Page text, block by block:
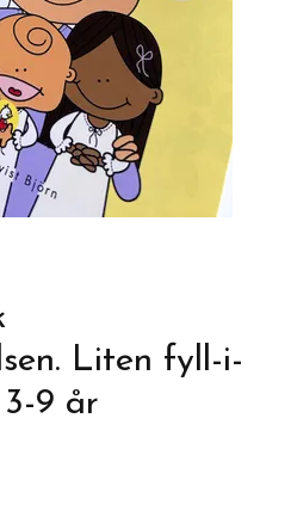
Liten fyll-i-
9 år